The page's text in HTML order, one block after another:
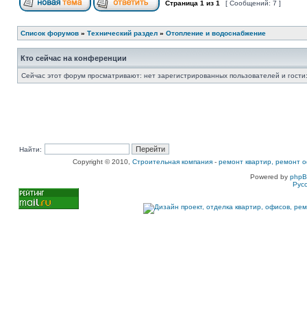
Страница 1 из 1 [ Сообщений: 7 ]
Список форумов » Технический раздел » Отопление и водоснабжение
Кто сейчас на конференции
Сейчас этот форум просматривают: нет зарегистрированных пользователей и
Найти:
Copyright © 2010, Строительная компания - ремонт квартир, ремонт
Powered by